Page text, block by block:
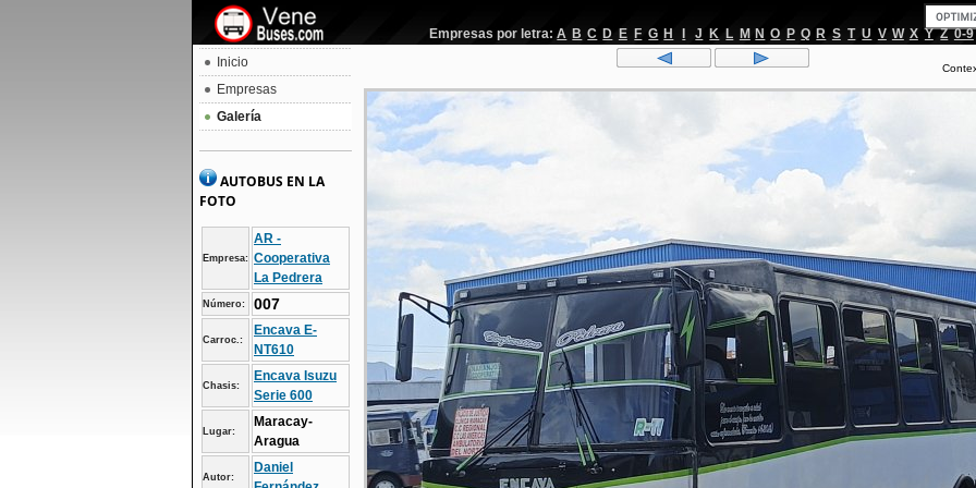
Empresas por letra: A B C D E F G H J K L M N O P Q R S T U V W X Y Z 0-9
Inicio
Empresas
Galería
AUTOBUS EN LA
FOTO
Empresa:
AR -
Cooperativa
La Pedrera
Número: 007
Carroc.:
Encava E-
NT610
Chasis:
Encava Isuzu
Serie 600
Lugar:
Maracay-
Aragua
Autor:
Daniel